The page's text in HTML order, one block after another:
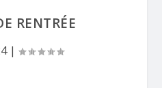
RENTRÉE
|